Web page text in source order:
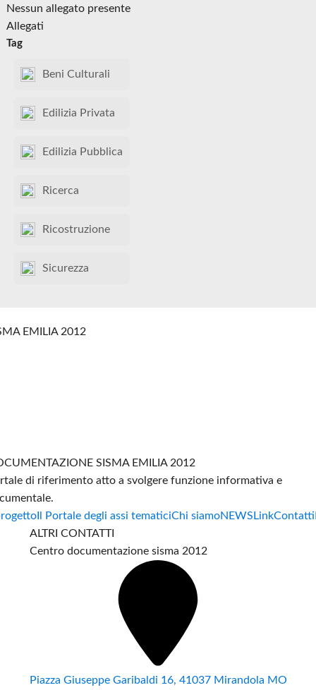
Nessun allegato presente
Allegati
Tag
Beni Culturali
Edilizia Privata
Edilizia Pubblica
Ricerca
Ricostruzione
Sicurezza
EMILIA 2012
SISMA EMILIA 2012
di riferimento atto a svolgere funzione informativa e
Il Portale degli assi tematiciChi siamoNEWS LinkContatti
ALTRI CONTATTI
Centro documentazione sisma 2012
Piazza Giuseppe Garibaldi 16, 41037 Mirandola MO